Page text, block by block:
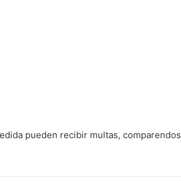
pueden recibir multas,